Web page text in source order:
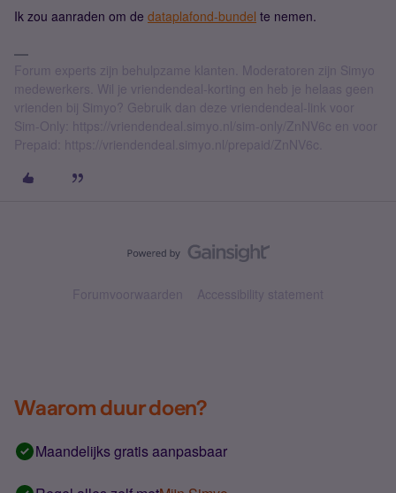
Ik zou aanraden om de dataplafond-bundel te nemen.
Forum experts zijn behulpzame klanten. Moderatoren zijn Simyo
medewerkers. Wil je vriendendeal-korting en heb je helaas geen
vrienden bij Simyo? Gebruik dan deze vriendendeal-link voor
Sim-Only: https://vriendendeal.simyo.nl/sim-only/ZnNV6c en voor
Prepaid: https://vriendendeal.simyo.nl/prepaid/ZnNV6c.
Forumvoorwaarden Accessibility statement
Waarom duur doen?
Maandelijks gratis aanpasbaar